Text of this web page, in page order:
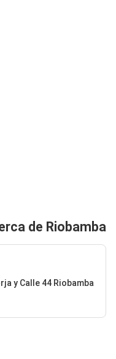
de Riobamba
y Calle 44 Riobamba